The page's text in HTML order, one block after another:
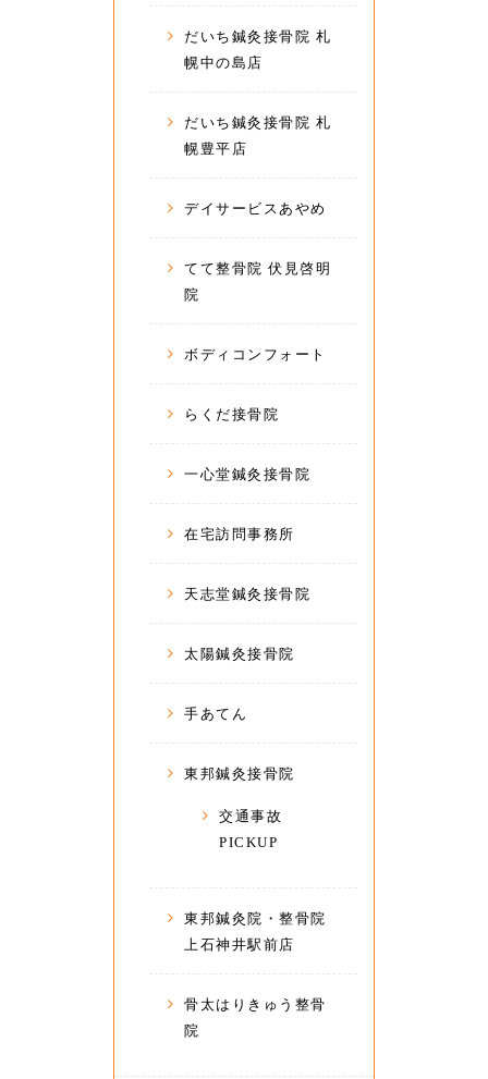
だいち鍼灸接骨院 札
幌中の島店
だいち鍼灸接骨院 札
幌豊平店
デイサービスあやめ
てて整骨院 伏見啓明
院
ボディコンフォート
らくだ接骨院
一心堂鍼灸接骨院
在宅訪問事務所
天志堂鍼灸接骨院
太陽鍼灸接骨院
手あてん
東邦鍼灸接骨院
交通事故
PICKUP
東邦鍼灸院・整骨院
上石神井駅前店
骨太はりきゅう整骨
院